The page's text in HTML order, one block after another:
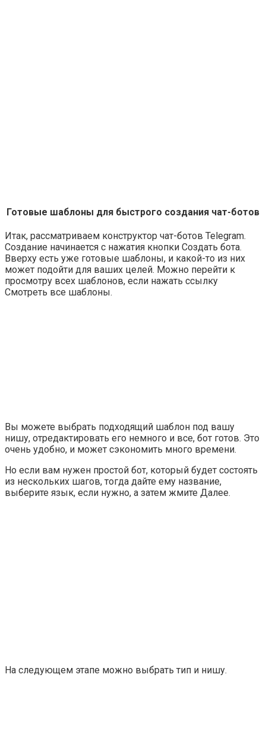
Готовые шаблоны для быстрого создания чат-ботов
Итак, рассматриваем конструктор чат-ботов Telegram.
Создание начинается с нажатия кнопки Создать бота.
Вверху есть уже готовые шаблоны, и какой-то из них
может подойти для ваших целей. Можно перейти к
просмотру всех шаблонов, если нажать ссылку
Смотреть все шаблоны.
Вы можете выбрать подходящий шаблон под вашу
нишу, отредактировать его немного и все, бот готов. Это
очень удобно, и может сэкономить много времени.
Но если вам нужен простой бот, который будет состоять
из нескольких шагов, тогда дайте ему название,
выберите язык, если нужно, а затем жмите Далее.
На следующем этапе можно выбрать тип и нишу.